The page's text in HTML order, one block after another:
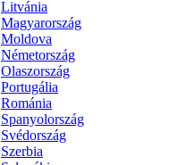
Litvánia
Magyarország
Moldova
Németország
Olaszország
Portugália
Románia
Spanyolország
Svédország
Szerbia